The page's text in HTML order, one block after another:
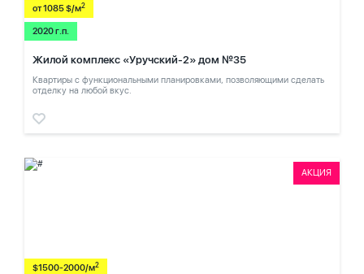
от 1085 $/м2
2020 г.п.
Жилой комплекс «Уручский-2» дом №35
Квартиры с функциональными планировками, позволяющими сделать
отделку на любой вкус.
АКЦИЯ
$1500-2000/м2